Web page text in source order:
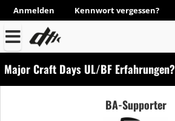
Anmelden Kennwort vergessen?
Major Craft Days UL/BF Erfahrungen?
BA-Supporter